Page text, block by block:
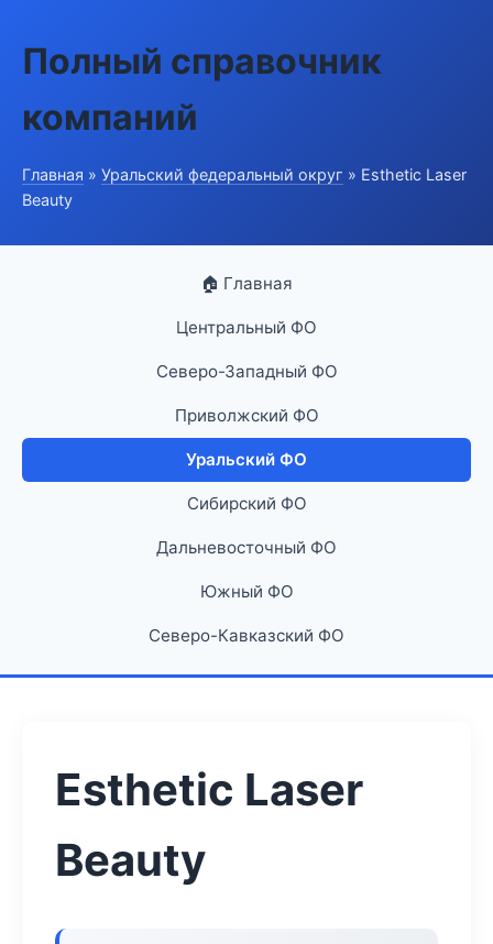
Полный справочник
компаний
Главная » Уральский федеральный округ » Esthetic Laser
Beauty
🏠 Главная
Центральный ФО
Северо-Западный ФО
Приволжский ФО
Уральский ФО
Сибирский ФО
Дальневосточный ФО
Южный ФО
Северо-Кавказский ФО
Esthetic Laser
Beauty